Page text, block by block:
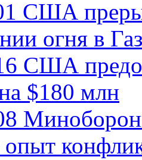
США
огня в
США
$180 млн
опыт